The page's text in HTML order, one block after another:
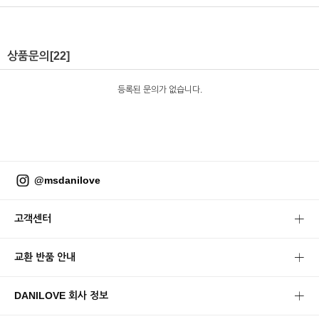
상품문의 [22]
등록된 문의가 없습니다.
@msdanilove
고객센터
교환 반품 안내
DANILOVE 회사 정보